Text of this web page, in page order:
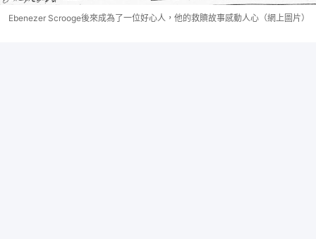
Ebenezer Scrooge後來成為了一位好心人，他的救贖故事感動人心（網上圖片）